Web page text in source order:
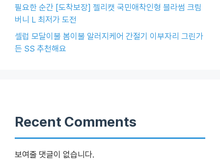
필요한 순간 [도착보장] 젤리캣 국민애착인형 블라썸 크림
버니 L 최저가 도전
셀럽 모달이불 봄이불 알러지케어 간절기 이부자리 그린가
든 SS 추천해요
Recent Comments
보여줄 댓글이 없습니다.